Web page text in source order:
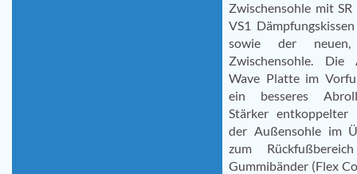
Zwischensohle mit
VS1
sowie der
Zwischensohle. Die
Wave Platte im
ein besseres
Stärker entkoppelter
der Außensohle im
zum
Gummibänder (Flex